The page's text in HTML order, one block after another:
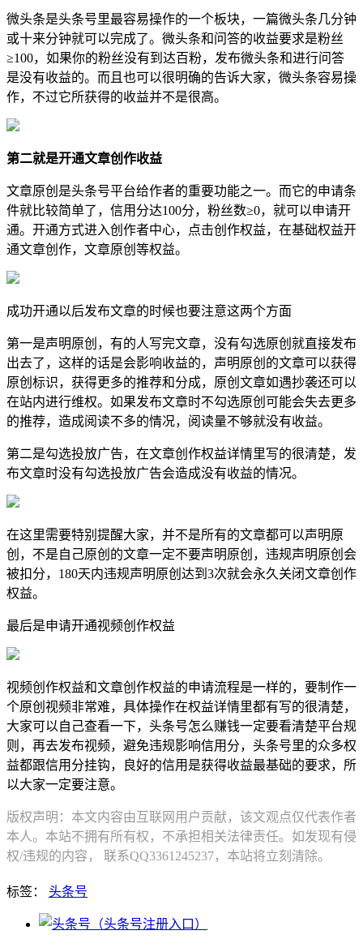
微头条是头条号里最容易操作的一个板块，一篇微头条几分钟
或十来分钟就可以完成了。微头条和问答的收益要求是粉丝
≥100，如果你的粉丝没有到达百粉，发布微头条和进行问答
是没有收益的。而且也可以很明确的告诉大家，微头条容易操
作，不过它所获得的收益并不是很高。
第二就是开通文章创作收益
文章原创是头条号平台给作者的重要功能之一。而它的申请条
件就比较简单了，信用分达100分，粉丝数≥0，就可以申请开
通。开通方式进入创作者中心，点击创作权益，在基础权益开
通文章创作，文章原创等权益。
成功开通以后发布文章的时候也要注意这两个方面
第一是声明原创，有的人写完文章，没有勾选原创就直接发布
出去了，这样的话是会影响收益的，声明原创的文章可以获得
原创标识，获得更多的推荐和分成，原创文章如遇抄袭还可以
在站内进行维权。如果发布文章时不勾选原创可能会失去更多
的推荐，造成阅读不多的情况，阅读量不够就没有收益。
第二是勾选投放广告，在文章创作权益详情里写的很清楚，发
布文章时没有勾选投放广告会造成没有收益的情况。
在这里需要特别提醒大家，并不是所有的文章都可以声明原
创，不是自己原创的文章一定不要声明原创，违规声明原创会
被扣分，180天内违规声明原创达到3次就会永久关闭文章创作
权益。
最后是申请开通视频创作权益
视频创作权益和文章创作权益的申请流程是一样的，要制作一
个原创视频非常难，具体操作在权益详情里都有写的很清楚，
大家可以自己查看一下，头条号怎么赚钱一定要看清楚平台规
则，再去发布视频，避免违规影响信用分，头条号里的众多权
益都跟信用分挂钩，良好的信用是获得收益最基础的要求，所
以大家一定要注意。
版权声明：本文内容由互联网用户贡献，该文观点仅代表作者
本人。本站不拥有所有权，不承担相关法律责任。如发现有侵
权/违规的内容， 联系QQ3361245237，本站将立刻清除。
标签： 头条号